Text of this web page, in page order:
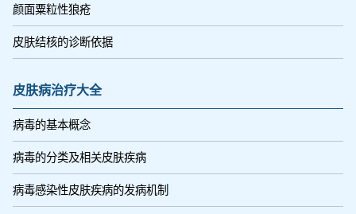
颜面粟粒性狼疮
皮肤结核的诊断依据
皮肤病治疗大全
病毒的基本概念
病毒的分类及相关皮肤疾病
病毒感染性皮肤疾病的发病机制